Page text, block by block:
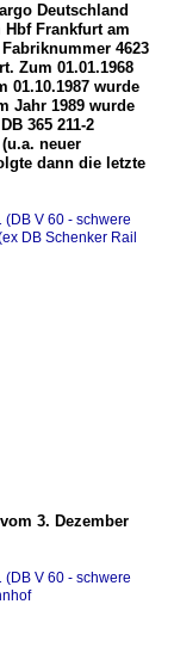
Deutschland
Hbf Frankfurt am
4623
Zum 01.01.1968
01.10.1987 wurde
Jahr 1989 wurde
365 211-2
neuer
dann die letzte
(DB V 60 - schwere
DB Schenker Rail
3. Dezember
(DB V 60 - schwere